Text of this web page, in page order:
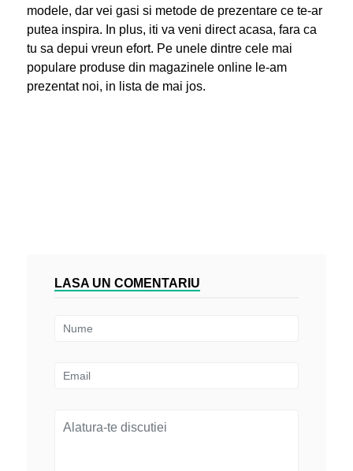
modele, dar vei gasi si metode de prezentare ce te-ar
putea inspira. In plus, iti va veni direct acasa, fara ca
tu sa depui vreun efort. Pe unele dintre cele mai
populare produse din magazinele online le-am
prezentat noi, in lista de mai jos.
LASA UN COMENTARIU